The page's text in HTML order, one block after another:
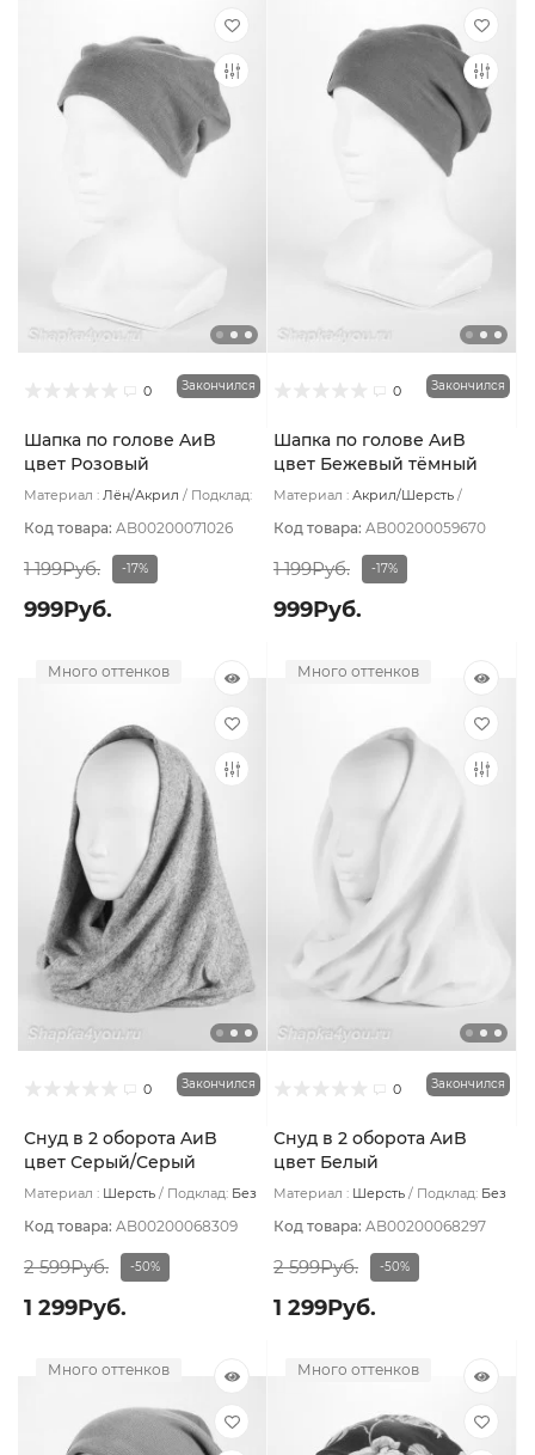
0 Закончился
Шапка по голове AиB
цвет Розовый
Материал : Лён/Акрил
Подклад:
Код товара: AB00200071026
1 199Руб. -17%
999Руб.
0 Закончился
Шапка по голове AиB
цвет Бежевый тёмный
Материал : Акрил/Шерсть
Код товара: AB00200059670
1 199Руб. -17%
999Руб.
Много оттенков
0 Закончился
Снуд в 2 оборота AиB
цвет Серый/Серый
светлый
Материал : Шерсть Подклад: Без
Код товара: AB00200068309
2 599Руб. -50%
1 299Руб.
Много оттенков
0 Закончился
Снуд в 2 оборота AиB
цвет Белый
Материал : Шерсть Подклад: Без
Код товара: AB00200068297
2 599Руб. -50%
1 299Руб.
Много оттенков Много оттенков